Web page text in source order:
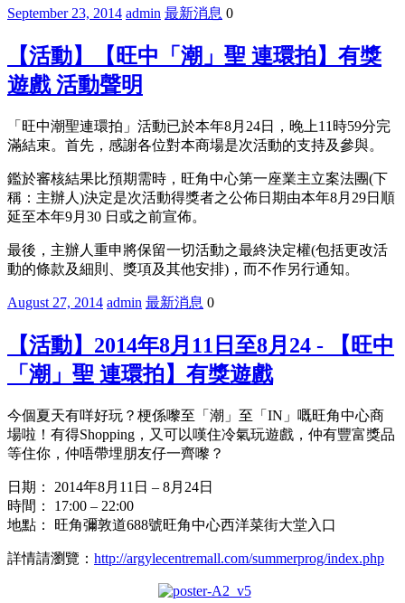
September 23, 2014 admin 最新消息 0
【活動】【旺中「潮」聖 連環拍】有獎
遊戲 活動聲明
「旺中潮聖連環拍」活動已於本年8月24日，晚上11時59分完
滿結束。首先，感謝各位對本商場是次活動的支持及參與。
鑑於審核結果比預期需時，旺角中心第一座業主立案法團(下
稱：主辦人)決定是次活動得獎者之公佈日期由本年8月29日順
延至本年9月30 日或之前宣佈。
最後，主辦人重申將保留一切活動之最終決定權(包括更改活
動的條款及細則、獎項及其他安排)，而不作另行通知。
August 27, 2014 admin 最新消息 0
【活動】2014年8月11日至8月24 - 【旺中
「潮」聖 連環拍】有獎遊戲
今個夏天有咩好玩？梗係嚟至「潮」至「IN」嘅旺角中心商
場啦！有得Shopping，又可以嘆住冷氣玩遊戲，仲有豐富獎品
等住你，仲唔帶埋朋友仔一齊嚟？
日期： 2014年8月11日 – 8月24日
時間： 17:00 – 22:00
地點： 旺角彌敦道688號旺角中心西洋菜街大堂入口
詳情請瀏覽： http://argylecentremall.com/summerprog/index.php